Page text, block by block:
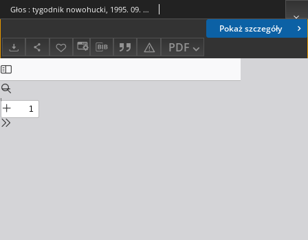
Pokaż szczegóły
PDF
Głos : tygodnik nowohucki, 1995. 09. 08, nr 36